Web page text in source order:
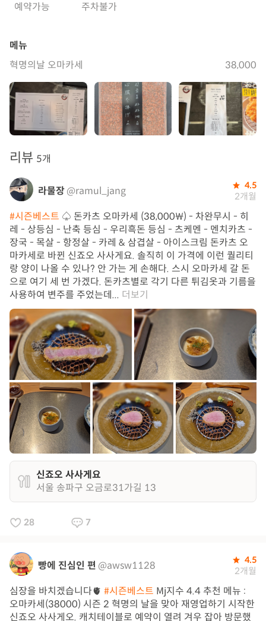
예약가능 주차불가
메뉴
혁명의날 오마카세
38,000
리뷰 5개
라물장@ramul_jang 4.5
2개월
#시즌베스트 ♤ 돈카츠 오마카세 (38,000₩) - 차완무시 - 히
레 - 상등심 - 난축 등심 - 우리흑돈 등심 - 츠케멘 - 멘치카츠 -
장국 - 목살 - 항정살 - 카레 & 삼겹살 - 아이스크림 돈카츠 오
마카세로 바뀐 신죠오 사사게요. 솔직히 이 가격에 이런 퀄리티
랑 양이 나올 수 있나? 안 가는 게 손해다. 스시 오마카세 갈 돈
으로 여기 세 번 가겠다. 돈카츠별로 각기 다른 튀김옷과 기름을
사용하여 변주를 주었는데... 더보기
신죠오 사사게요
서울 송파구 오금로31가길 13
28 7
빵에 진심인 편 @awsw1128 4.5
2개월
심장을 바치겠습니다🫀 #시즌베스트 Mj지수 4.4 추천 메뉴 :
오마카세(38000) 시즌 2 혁명의 날을 맞아 재영업하기 시작한
신죠오 사사게오. 캐치테이블로 예약이 열려 겨우 잡아 방문했